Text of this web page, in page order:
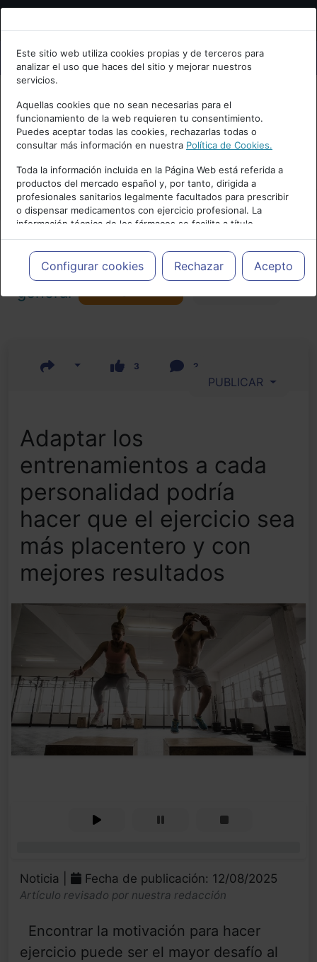
Bienvenid@ a psiquiatria.com
Escribe tu Email
Accede o regístrate con tu email.
Cancelar
Este sitio web utiliza cookies propias y de terceros para
analizar el uso que haces del sitio y mejorar nuestros
servicios.
Aquellas cookies que no sean necesarias para el
funcionamiento de la web requieren tu consentimiento.
Puedes aceptar todas las cookies, rechazarlas todas o
consultar más información en nuestra Política de Cookies.
Toda la información incluida en la Página Web está referida a
productos del mercado español y, por tanto, dirigida a
profesionales sanitarios legalmente facultados para prescribir
o dispensar medicamentos con ejercicio profesional. La
información técnica de los fármacos se facilita a título
meramente informativo, siendo responsabilidad de los
profesionales facultados prescribir medicamentos y decidir, en
cada caso concreto, el tratamiento más adecuado a las
necesidades del paciente.
Configurar cookies Rechazar Acepto
Actualidad y Artículos|Psiquiatría
general
3 2
PUBLICAR
Adaptar los
entrenamientos a cada
personalidad podría
hacer que el ejercicio sea
más placentero y con
mejores resultados
Noticia | Fecha de publicación: 12/08/2025
Artículo revisado por nuestra redacción
Encontrar la motivación para hacer
ejercicio puede ser el mayor desafío al